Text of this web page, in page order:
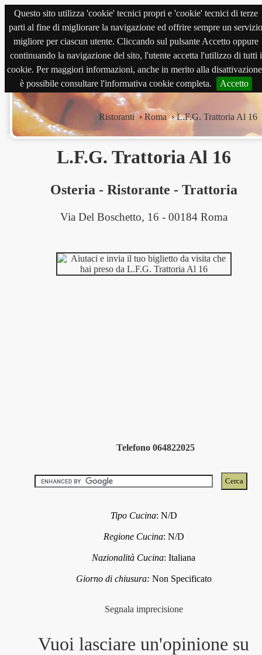
Questo sito utilizza 'cookie' tecnici propri e 'cookie' tecnici di terze
parti al fine di migliorare la navigazione ed offrire sempre un servizio
migliore per ciascun utente. Cliccando sul pulsante Accetto oppure
continuando la navigazione del sito, l'utente accetta l'utilizzo di tutti i
cookie. Per maggiori informazioni, anche in merito alla
è possibile consultare l'informativa cookie completa.
Accetto
magnabene.com
Ristoranti › Roma ›L.F.G. Trattoria Al 16
L.F.G. Trattoria Al 16
Osteria- Ristorante - Trattoria
Via Del Boschetto, 16 - 00184 Roma
Telefono 064822025
Tipo Cucina: N/D
Regione Cucina: N/D
Nazionalità Cucina:Italiana
Giorno di chiusura: Non Specificato
Segnala imprecisione
Vuoi lasciare un'opinione su